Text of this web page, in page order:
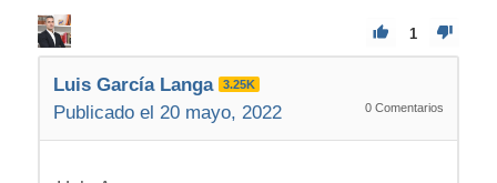
1
Luis García Langa 3.25K
Publicado el 20 mayo, 2022 0 Comentarios